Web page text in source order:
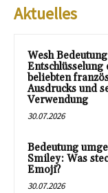
Aktuelles
Wesh
Entschlüsselung
beliebten
Ausdrucks und
Verwendung
30.07.2026
Bedeutung
Smiley: Was
Emoji?
30.07.2026